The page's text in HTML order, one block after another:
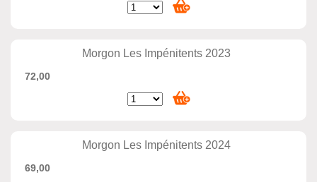
Morgon Les Impénitents 2023
72,00
Morgon Les Impénitents 2024
69,00